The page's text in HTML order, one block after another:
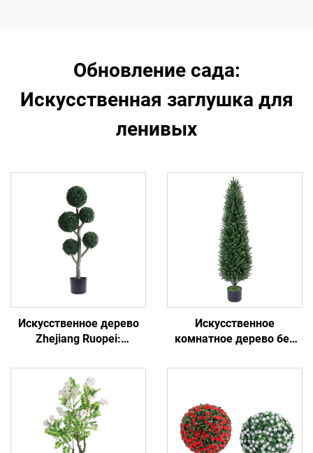
Обновление сада:
Искусственная заглушка для
ленивых
Искусственное дерево
Zhejiang Ruopei:
вечнозелёное
Искусственное
комнатное дерево без
для ленивых